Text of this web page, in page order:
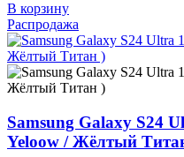
В корзину
Распродажа
Samsung Galaxy S24
Yeloow / Жёлтый